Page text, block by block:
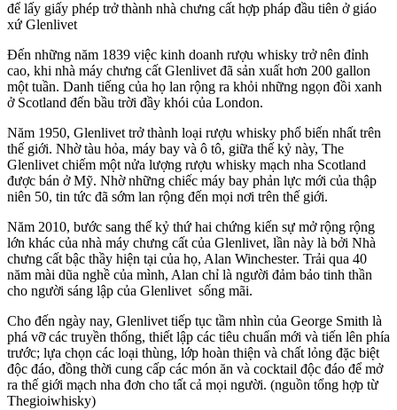
để lấy giấy phép trở thành nhà chưng cất hợp pháp đầu tiên ở giáo
xứ Glenlivet
Đến những năm 1839 việc kinh doanh rượu whisky trở nên đỉnh
cao, khi nhà máy chưng cất Glenlivet đã sản xuất hơn 200 gallon
một tuần. Danh tiếng của họ lan rộng ra khỏi những ngọn đồi xanh
ở Scotland đến bầu trời đầy khói của London.
Năm 1950, Glenlivet trở thành loại rượu whisky phổ biến nhất trên
thế giới. Nhờ tàu hỏa, máy bay và ô tô, giữa thế kỷ này, The
Glenlivet chiếm một nửa lượng rượu whisky mạch nha Scotland
được bán ở Mỹ. Nhờ những chiếc máy bay phản lực mới của thập
niên 50, tin tức đã sớm lan rộng đến mọi nơi trên thế giới.
Năm 2010, bước sang thế kỷ thứ hai chứng kiến ​​sự mở rộng rộng
lớn khác của nhà máy chưng cất của Glenlivet, lần này là bởi Nhà
chưng cất bậc thầy hiện tại của họ, Alan Winchester. Trải qua 40
năm mài dũa nghề của mình, Alan chỉ là người đảm bảo tinh thần
cho người sáng lập của Glenlivet sống mãi.
Cho đến ngày nay, Glenlivet tiếp tục tầm nhìn của George Smith là
phá vỡ các truyền thống, thiết lập các tiêu chuẩn mới và tiến lên phía
trước; lựa chọn các loại thùng, lớp hoàn thiện và chất lỏng đặc biệt
độc đáo, đồng thời cung cấp các món ăn và cocktail độc đáo để mở
ra thế giới mạch nha đơn cho tất cả mọi người. (nguồn tổng hợp từ
Thegioiwhisky)